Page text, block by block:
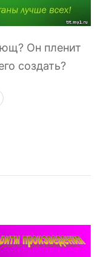
Он пленит
создать?